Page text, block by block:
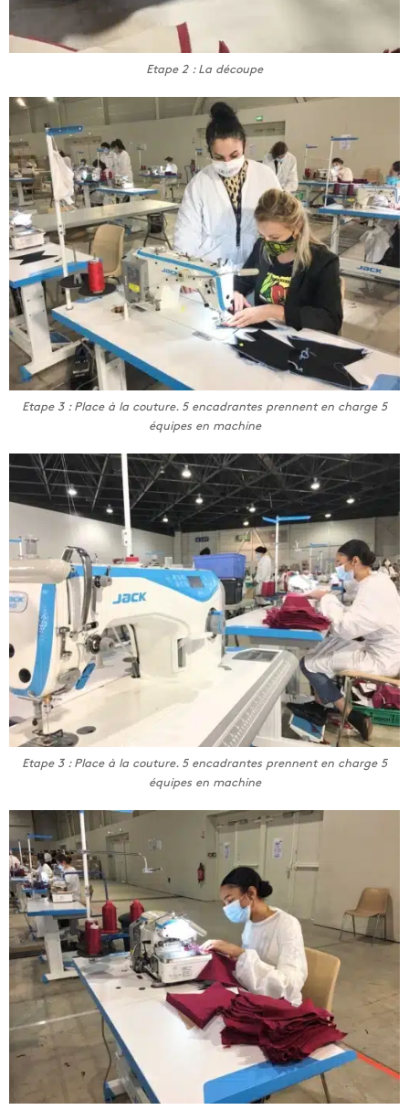
Etape 2 : La découpe
Etape 3 : Place à la couture. 5 encadrantes prennent en charge 5
équipes en machine
Etape 3 : Place à la couture. 5 encadrantes prennent en charge 5
équipes en machine